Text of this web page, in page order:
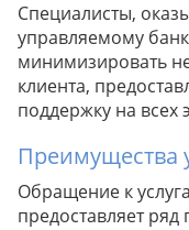
Специалисты,
управляемому
минимизировать
клиента,
поддержку на всех
Преимущества
Обращение к
предоставляет